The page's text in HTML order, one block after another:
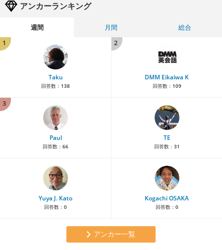
アンカーランキング
週間 月間
総合
1
Taku
回答数： 138
2
DMM Eikaiwa K
回答数： 109
3
Paul
回答数： 66
TE
回答数： 31
Yuya J. Kato
回答数： 0
Kogachi OSAKA
回答数： 0
アンカー一覧